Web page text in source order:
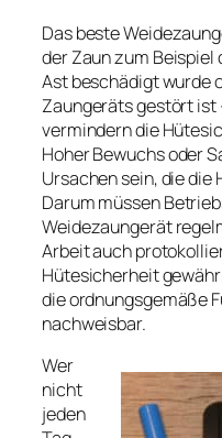
Das beste
der Zaun zum
Ast beschädigt wurde
Zaungeräts gestört ist
vermindern die
Hoher Bewuchs oder
Ursachen sein, die
Darum müssen
Weidezaungerät
Arbeit auch
Hütesicherheit
die ordnungsgemäße
nachweisbar.
Wer
nicht
jeden